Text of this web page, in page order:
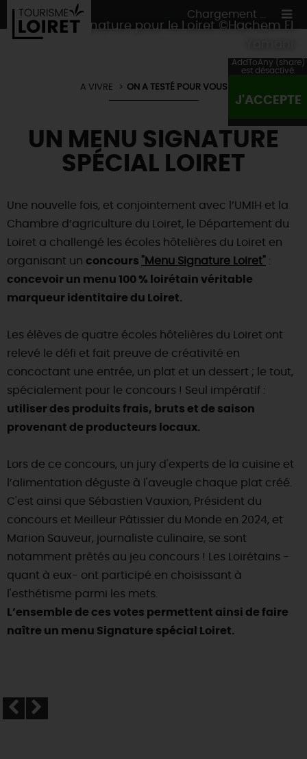
Chargement ...
VOSENVIES
LES INCONTOURNABLESMADE IN LOIRET
HÉBERGEMENTS
HÉBERGEMENTS
RÉSERVER MAINTENANT
CULTURE
VILLES & VILLAGES
TOUTES LES VISITES
TOUS ÀL'EAU !
EN MODENATURE& AVENTURE
...ET AUSSI
TOUTES LES ACTIVITÉS
Où manger
Maîtres restaurateurs
Nosmarchés
Artistes et Artisans d'Art
Nosspécialités du terroiretproducteurs
Vins etvignobles
Chic,
une aire de pique-nique
Par ici lesguinguettes
Que rapporter du Loiret ?
La Route desMétiers d'Art
A NE PAS
Téléchargez le Guide de l'été 2026 🤽🌞
Avis de fraicheur ici pour éviter la chaleur 🥵
(re)Découvrir les coulisses de la Faïencerie de
Expérimenterles parcours Baludik🕵️
Des sorties en famille dans le Loiret !
Programme des animations "Loiret au fil de l'eau"
Où sortir ?
AUJOURD'HUI
DEMAIN
TOURISME &HANDICAP
RÉSERVER MAINTENANT
Un menu signature pour le Loiret ©Hachem El
A VIVRE ON A TESTÉ POUR VOUS
UN MENU SIGNATURE
SPÉCIAL LOIRET
Une nouvelle fois, et conjointement avec l’UMIH et la
Chambre d’agriculture du Loiret, le Département du
Loiret a challengé les écoles hôtelières du Loiret en
organisant un concours "Menu Signature Loiret" :
concevoir un menu 100 % loirétain véritable
marqueur identitaire du Loiret.
Les élèves de quatre écoles hôtelières du Loiret ont
relevé le défi et fait preuve de créativité en
concoctant une entrée, un plat et un dessert ; le tout,
spécialement pour le concours ! Seul impératif :
utiliser des produits frais, bruts et de saison
provenant de producteurs locaux.
Lors de ce concours, un jury d'experts de la cuisine et
l’alimentation déguste à l'aveugle chaque plat créé.
C'est ainsi que Sébastien Vauxion, Président du
concours et Meilleur Pâtissier du Monde en 2024, et
Marion Sauveur, journaliste culinaire, se sont
notamment prêtés au jeu concours ! Les Loirétains -
quant à eux- ont participé en choisissant à
l'esthétisme parmi les mets.
L’ensemble de ces votes permettent ainsi de faire
naître un menu Signature spécial Loiret.
AddToAny (share)
est désactivé.
J'ACCEPTE